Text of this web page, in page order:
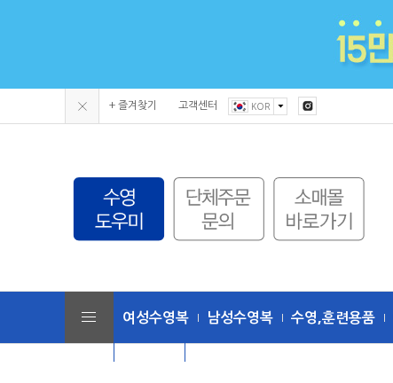
+ 즐겨찾기 고객센터 KOR
여성수영복 남성수영복 수영,훈련용품